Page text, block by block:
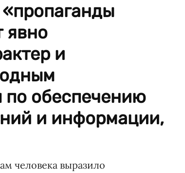
явно
и
по обеспечению
и информации,
человека выразило